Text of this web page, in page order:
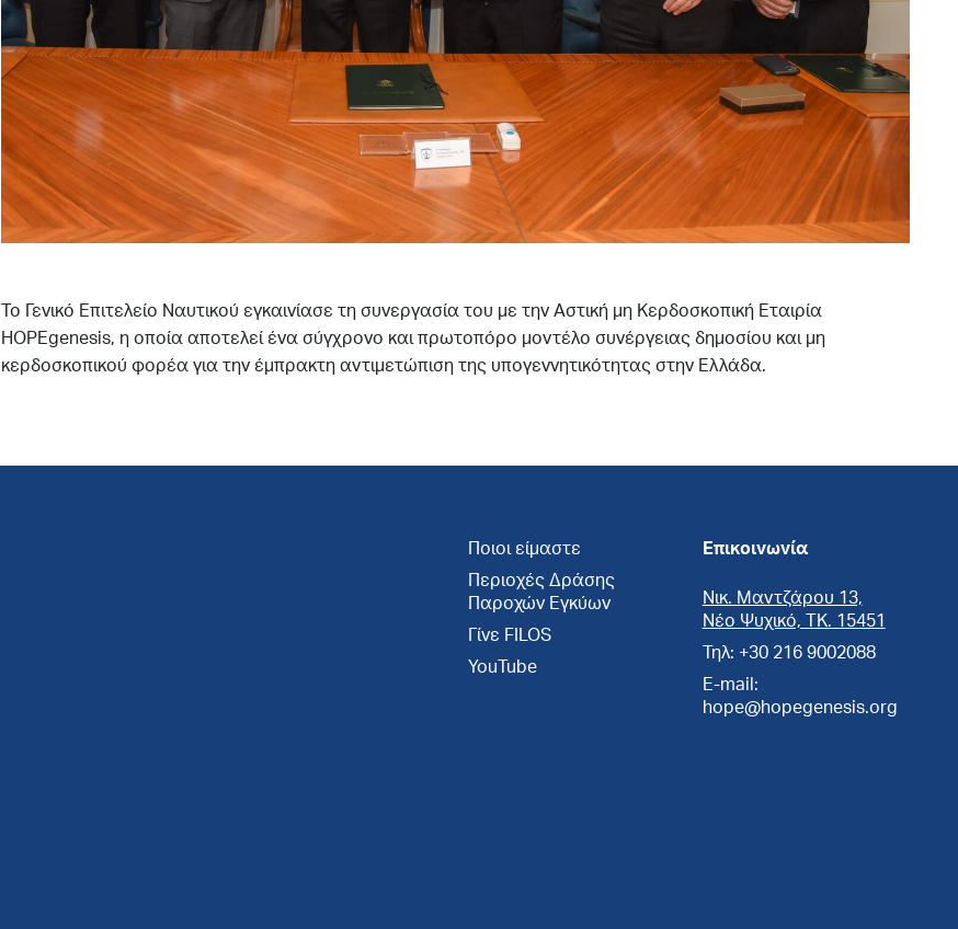
Το Γενικό Επιτελείο Ναυτικού εγκαινίασε τη συνεργασία του με την Αστική μη Κερδοσκοπική Εταιρία
HOPEgenesis, η οποία αποτελεί ένα σύγχρονο και πρωτοπόρο μοντέλο συνέργειας δημοσίου και μη
κερδοσκοπικού φορέα για την έμπρακτη αντιμετώπιση της υπογεννητικότητας στην Ελλάδα.
Ποιοι είμαστε
Περιοχές Δράσης
Παροχών Εγκύων
Γίνε FILOS
YouTube
Επικοινωνία
Νικ. Μαντζάρου 13,
Νέο Ψυχικό, ΤΚ. 15451
Τηλ: +30 216 9002088
E-mail:
hope@hopegenesis.org